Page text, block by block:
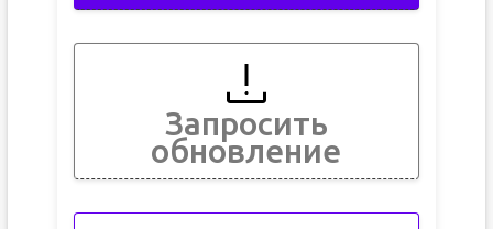
Запросить
обновление